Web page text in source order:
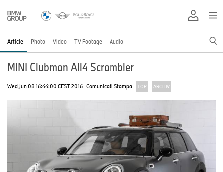
Article Photo Video TV Footage Audio
MINI Clubman All4 Scrambler
Wed Jun 08 16:44:00 CEST 2016 Comunicati Stampa TOP ARCHIV